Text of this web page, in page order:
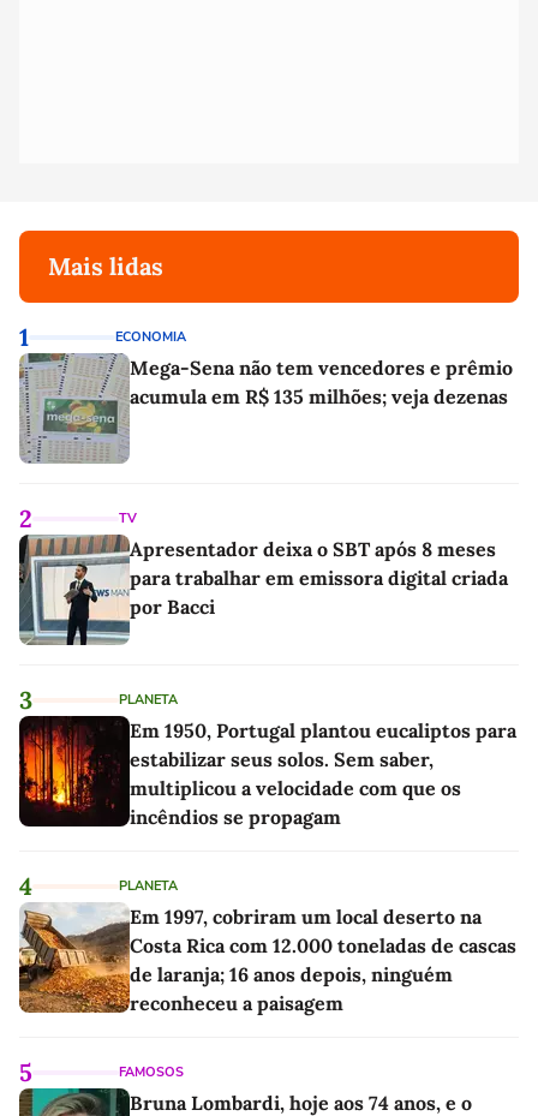
Mais lidas
1 ECONOMIA
Mega-Sena não tem vencedores e prêmio
acumula em R$ 135 milhões; veja dezenas
2 TV
Apresentador deixa o SBT após 8 meses
para trabalhar em emissora digital criada
por Bacci
3 PLANETA
Em 1950, Portugal plantou eucaliptos para
estabilizar seus solos. Sem saber,
multiplicou a velocidade com que os
incêndios se propagam
4 PLANETA
Em 1997, cobriram um local deserto na
Costa Rica com 12.000 toneladas de cascas
de laranja; 16 anos depois, ninguém
reconheceu a paisagem
5 FAMOSOS
Bruna Lombardi, hoje aos 74 anos, e o